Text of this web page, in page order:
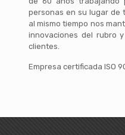
personas en su lugar de
al mismo tiempo nos
innovaciones del rubro
clientes.
Empresa certificada ISO